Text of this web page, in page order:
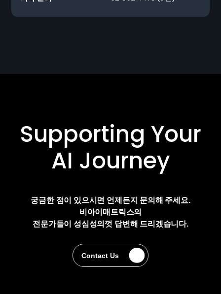
Supporting Your
AI Journey
궁금한 점이 있으시면 언제든지 문의해 주세요.
비아이매트릭스의
전문가들이 성심성의껏 답변해 드리겠습니다.
Contact Us
Contact Us